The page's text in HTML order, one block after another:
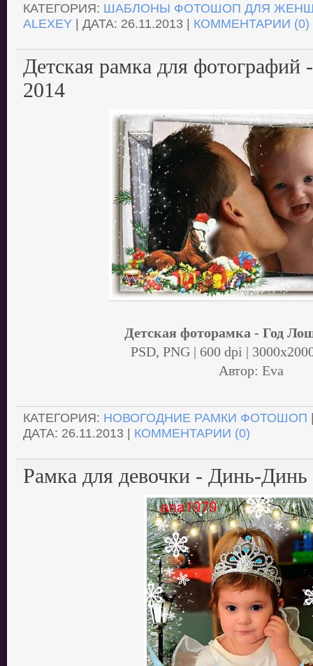
КАТЕГОРИЯ: ШАБЛОНЫ ФОТОШОП ДЛЯ
ALEXEY | ДАТА: 26.11.2013 | КОММЕНТАРИИ (0)
Детская рамка для
2014
Детская фоторамка - Год
PSD, PNG | 600 dpi |
Автор: Eva
КАТЕГОРИЯ: НОВОГОДНИЕ РАМКИ ФОТОШОП
ДАТА: 26.11.2013 | КОММЕНТАРИИ (0)
Рамка для девочки - Динь-Динь